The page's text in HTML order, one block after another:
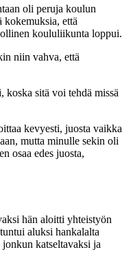
oli peruja koulun
että
koululiikunta loppui.
niin vahva, että
koska sitä voi tehdä missä
kevyesti, juosta vaikka
mutta minulle sekin oli
osaa edes juosta,
hän aloitti yhteistyön
aluksi hankalalta
jonkun katseltavaksi ja